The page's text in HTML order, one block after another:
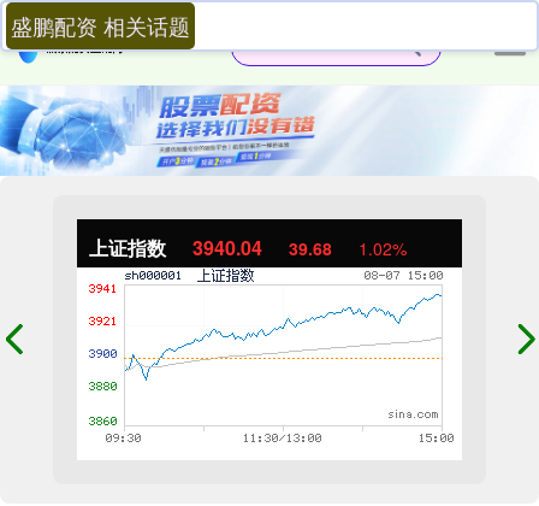
上证指数 3940.04 39.68 1.02%
盛鹏配资 相关话题